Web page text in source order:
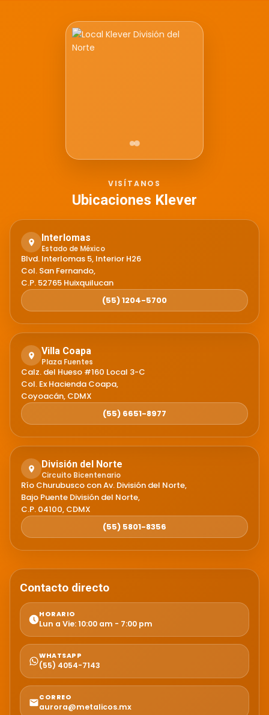
VISÍTANOS
Ubicaciones Klever
Interlomas
Estado de México
Blvd. Interlomas 5, Interior H26
Col. San Fernando,
C.P. 52765 Huixquilucan
(55) 1204-5700
Villa Coapa
Plaza Fuentes
Calz. del Hueso #160 Local 3-C
Col. Ex Hacienda Coapa,
Coyoacán, CDMX
(55) 6651-8977
División del Norte
Circuito Bicentenario
Río Churubusco con Av. División del Norte,
Bajo Puente División del Norte,
C.P. 04100, CDMX
(55) 5801-8356
Contacto directo
HORARIO
Lun a Vie: 10:00 am - 7:00 pm
WHATSAPP
(55) 4054-7143
CORREO
aurora@metalicos.mx